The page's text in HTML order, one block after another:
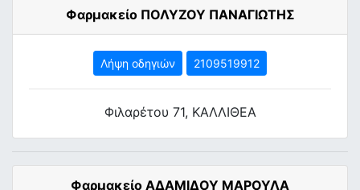
Φαρμακείο ΠΟΛΥΖΟΥ ΠΑΝΑΓΙΩΤΗΣ
Λήψη οδηγιών 2109519912
Φιλαρέτου 71, ΚΑΛΛΙΘΕΑ
Φαρμακείο ΑΔΑΜΙΔΟΥ ΜΑΡΟΥΛΑ